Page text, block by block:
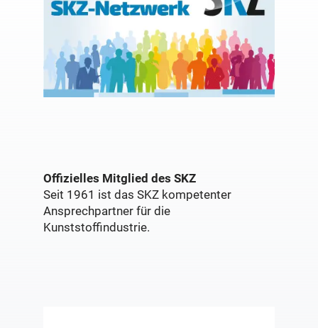
Offizielles Mitglied des SKZ
Seit 1961 ist das SKZ kompetenter
Ansprechpartner für die
Kunststoffindustrie.